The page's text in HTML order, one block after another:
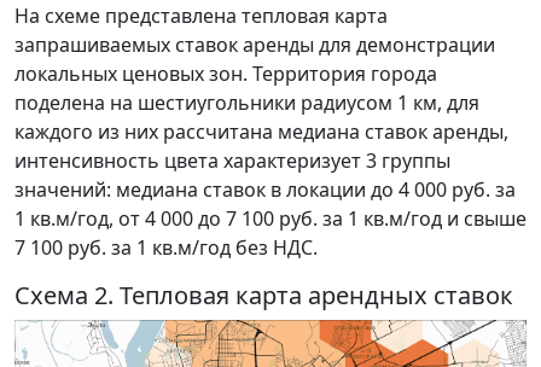
На схеме представлена тепловая карта
запрашиваемых ставок аренды для демонстрации
локальных ценовых зон. Территория города
поделена на шестиугольники радиусом 1 км, для
каждого из них рассчитана медиана ставок аренды,
интенсивность цвета характеризует 3 группы
значений: медиана ставок в локации до 4 000 руб. за
1 кв.м/год, от 4 000 до 7 100 руб. за 1 кв.м/год и свыше
7 100 руб. за 1 кв.м/год без НДС.
Схема 2. Тепловая карта арендных ставок